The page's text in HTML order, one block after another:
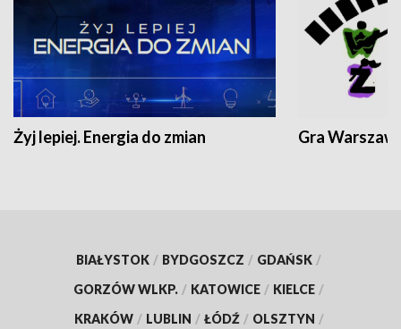
Żyj lepiej. Energia do zmian Gra
BIAŁYSTOK / BYDGOSZCZ / GDAŃSK /
GORZÓW WLKP. / KATOWICE / KIELCE /
KRAKÓW / LUBLIN / ŁÓDŹ / OLSZTYN /